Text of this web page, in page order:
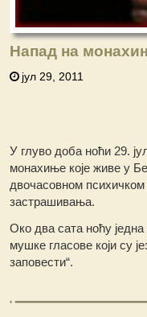
Напад на
јул 29, 2011
У глуво доба ноћи 29.
монахиње које живе у
двочасовном
застрашивања.
Око два сата ноћу
мушке гласове који су
заповести“.